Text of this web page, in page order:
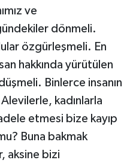
ve
dönmeli.
özgürleşmeli. En
hakkında yürütülen
Binlerce insanın
kadınlarla
etmesi bize kayıp
Buna bakmak
aksine bizi